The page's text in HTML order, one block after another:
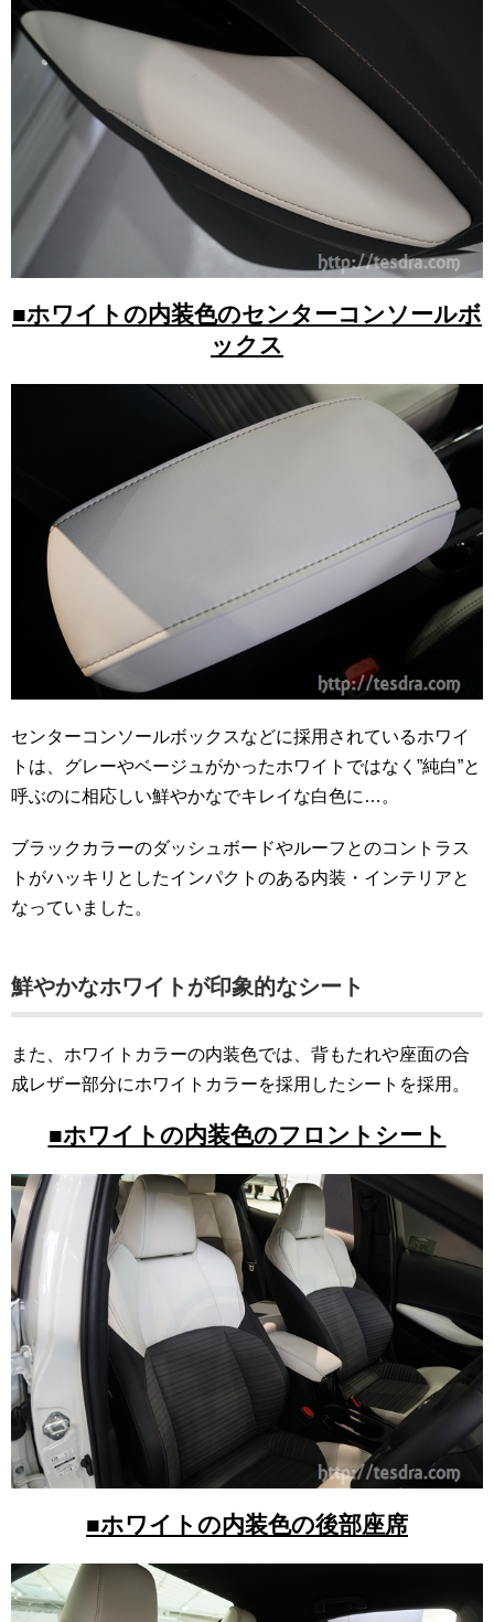
■ホワイトの内装色のセンターコンソールボ
ックス
センターコンソールボックスなどに採用されているホワイ
トは、グレーやベージュがかったホワイトではなく”純白”と
呼ぶのに相応しい鮮やかなでキレイな白色に…。
ブラックカラーのダッシュボードやルーフとのコントラス
トがハッキリとしたインパクトのある内装・インテリアと
なっていました。
鮮やかなホワイトが印象的なシート
また、ホワイトカラーの内装色では、背もたれや座面の合
成レザー部分にホワイトカラーを採用したシートを採用。
■ホワイトの内装色のフロントシート
■ホワイトの内装色の後部座席